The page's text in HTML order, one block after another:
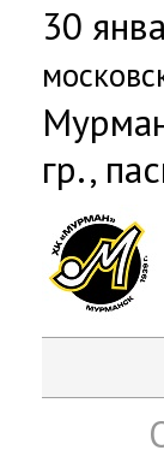
30
гр.,